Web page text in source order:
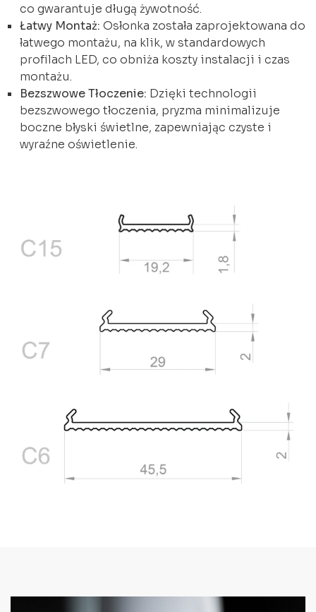
co gwarantuje długą żywotność.
Łatwy Montaż: Osłonka została zaprojektowana do
łatwego montażu, na klik, w standardowych
profilach LED, co obniża koszty instalacji i czas
montażu.
Bezszwowe Tłoczenie: Dzięki technologii
bezszwowego tłoczenia, pryzma minimalizuje
boczne błyski świetlne, zapewniając czyste i
wyraźne oświetlenie.